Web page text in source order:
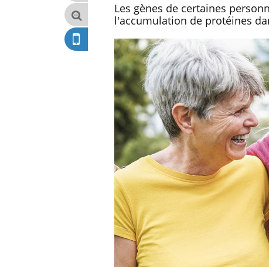
Les gènes de certaines
l'accumulation de protéines
VIH : la fin du comprimé
tous les jours se profile-t-
elle enfin ?
Pourquoi votre ventre
gâche-t-il les premiers
jours de vos vacances ?
Fortes chaleurs :
pourquoi le risque de